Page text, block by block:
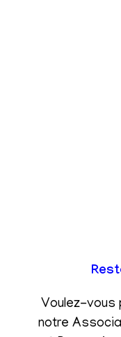
Voulez-vous
notre